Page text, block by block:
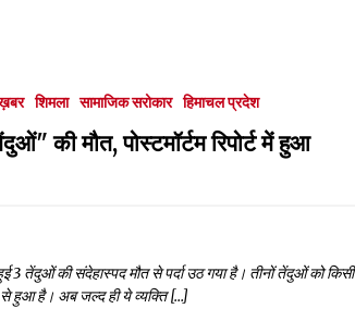
शिमला सामाजिक सरोकार हिमाचल प्रदेश
की मौत, पोस्टमॉर्टम रिपोर्ट में हुआ
3 तेंदुओं की संदेहास्पद मौत से पर्दा उठ गया है। तीनों तेंदुओं को किसी
से हुआ है। अब जल्द ही ये व्यक्ति […]